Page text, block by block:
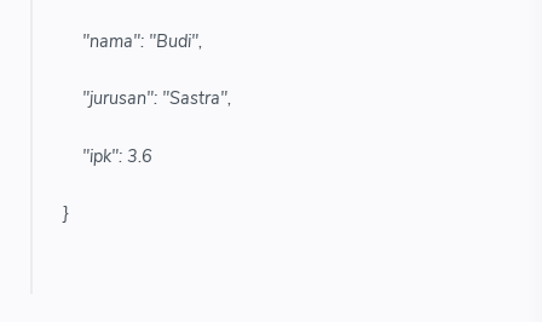
"nama": "Budi",
"jurusan": "Sastra",
"ipk": 3.6
}